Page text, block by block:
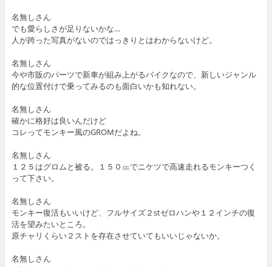
名無しさん
でも愛らしさが足りないかな…
人が跨った写真がないのではっきりとはわからないけど。
名無しさん
今や市販のパーツで新車が組み上がるバイクなので、新しいジャンル
的な位置付けで乗ってみるのも面白いかも知れない。
名無しさん
確かに格好は良いんだけど
コレってモンキー風のGROMだよね。
名無しさん
１２５はグロムと被る。１５０㏄でニケツで高速走れるモンキーつく
って下さい。
名無しさん
モンキー復活もいいけど、フルサイズ２stゼロハンや１２インチの復
活を望みたいところ。
原チャリくらい２ストを存在させていてもいいじゃないか。
名無しさん